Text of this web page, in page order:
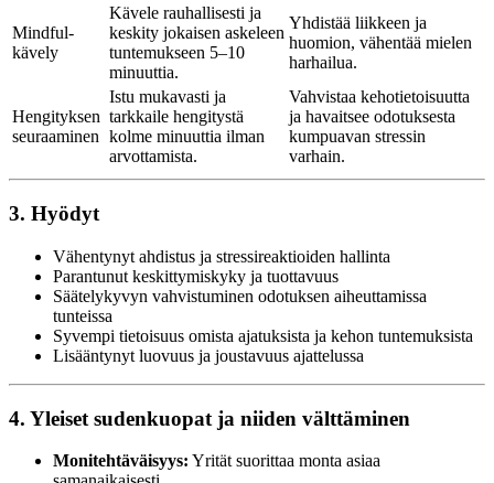
Mindful-
kävely
Kävele rauhallisesti ja
keskity jokaisen askeleen
tuntemukseen 5–10
minuuttia.
Yhdistää liikkeen ja
huomion, vähentää mielen
harhailua.
Hengityksen
seuraaminen
Istu mukavasti ja
tarkkaile hengitystä
kolme minuuttia ilman
arvottamista.
Vahvistaa kehotietoisuutta
ja havaitsee odotuksesta
kumpuavan stressin
varhain.
3. Hyödyt
Vähentynyt ahdistus ja stressireaktioiden hallinta
Parantunut keskittymiskyky ja tuottavuus
Säätelykyvyn vahvistuminen odotuksen aiheuttamissa
tunteissa
Syvempi tietoisuus omista ajatuksista ja kehon tuntemuksista
Lisääntynyt luovuus ja joustavuus ajattelussa
4. Yleiset sudenkuopat ja niiden välttäminen
Monitehtäväisyys: Yrität suorittaa monta asiaa